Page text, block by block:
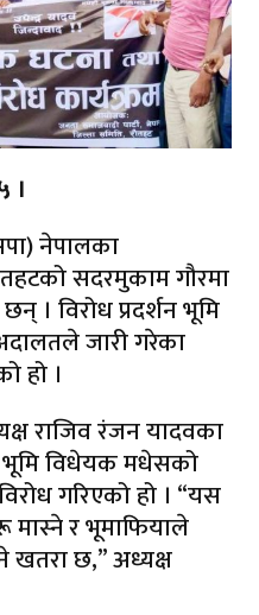
।
नेपालका
सदरमुकाम गौरमा
। विरोध प्रदर्शन भूमि
जारी गरेका
हो ।
राजिव रंजन यादवका
विधेयक मधेसको
गरिएको हो । “यस
र भूमाफियाले
खतरा छ,” अध्यक्ष